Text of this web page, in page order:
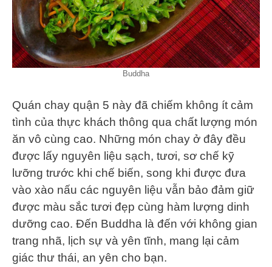
Buddha
Quán chay quận 5 này đã chiếm không ít cảm
tình của thực khách thông qua chất lượng món
ăn vô cùng cao. Những món chay ở đây đều
được lấy nguyên liệu sạch, tươi, sơ chế kỹ
lưỡng trước khi chế biến, song khi được đưa
vào xào nấu các nguyên liệu vẫn bảo đảm giữ
được màu sắc tươi đẹp cùng hàm lượng dinh
dưỡng cao. Đến Buddha là đến với không gian
trang nhã, lịch sự và yên tĩnh, mang lại cảm
giác thư thái, an yên cho bạn.